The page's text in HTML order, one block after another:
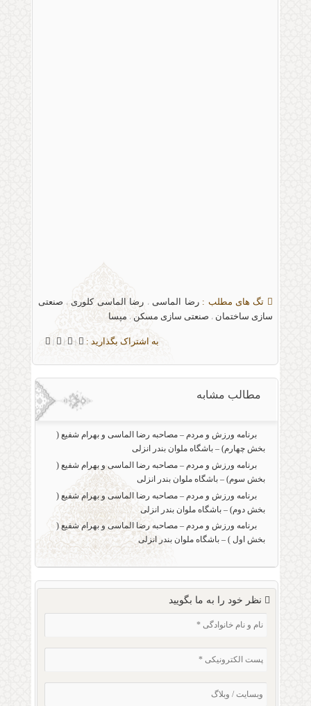
تگ های مطلب :رضا الماسی، رضا الماسی کلوری، صنعتی
سازی ساختمان، صنعتی سازی مسکن، مپسا
به اشتراک بگذارید : |
|
مطالب مشابه
برنامه ورزش و مردم – مصاحبه رضا الماسی و بهرام شفیع (
بخش چهارم) – باشگاه ملوان بندر انزلی
برنامه ورزش و مردم – مصاحبه رضا الماسی و بهرام شفیع (
بخش سوم) – باشگاه ملوان بندر انزلی
برنامه ورزش و مردم – مصاحبه رضا الماسی و بهرام شفیع (
بخش دوم) – باشگاه ملوان بندر انزلی
برنامه ورزش و مردم – مصاحبه رضا الماسی و بهرام شفیع (
بخش اول ) – باشگاه ملوان بندر انزلی
نظر خود را به ما بگویید